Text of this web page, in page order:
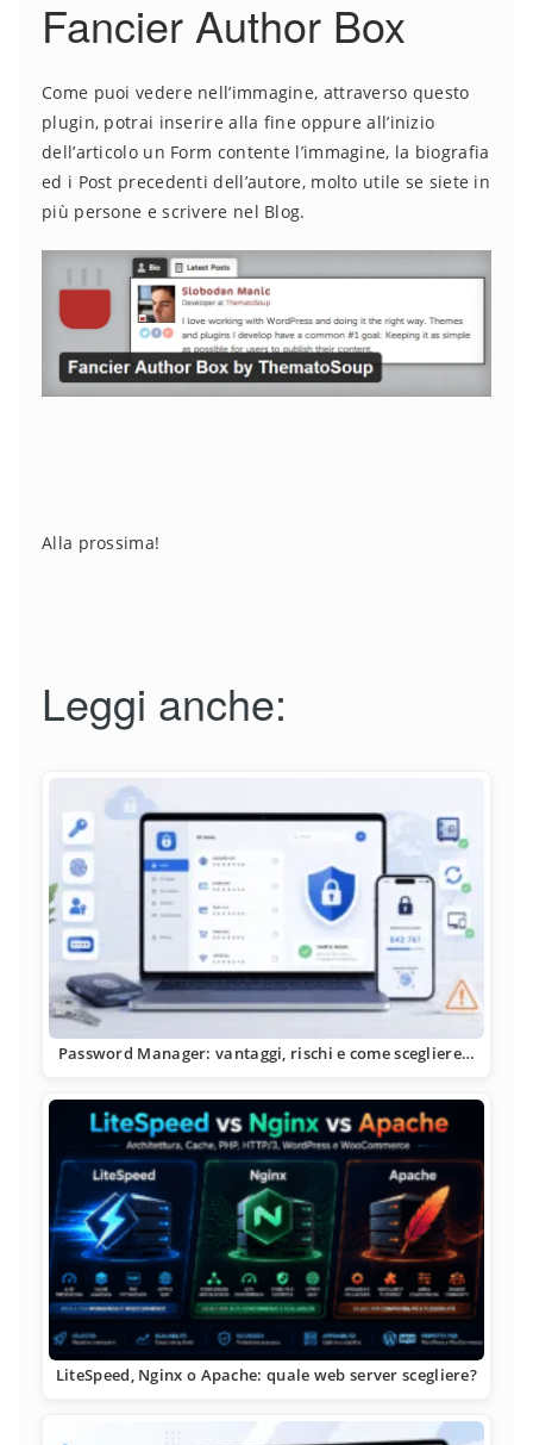
Fancier Author Box
Come puoi vedere nell’immagine, attraverso questo
plugin, potrai inserire alla fine oppure all’inizio
dell’articolo un Form contente l’immagine, la biografia
ed i Post precedenti dell’autore, molto utile se siete in
più persone e scrivere nel Blog.
Alla prossima!
Leggi anche:
Password Manager: vantaggi, rischi e come scegliere…
LiteSpeed, Nginx o Apache: quale web server scegliere?